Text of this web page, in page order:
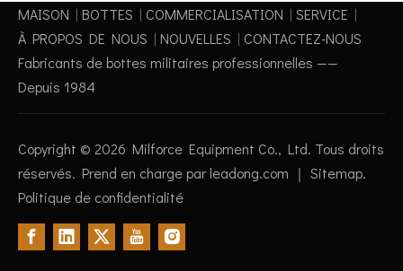
MAISON | BOTTES | COMMERCIALISATION | SERVICE |
À PROPOS DE NOUS | NOUVELLES | CONTACTEZ-NOUS
Fabricants de bottes militaires professionnelles ——
Depuis 1984
Copyright © 2026 Milforce Equipment Co., Ltd. Tous droits
réservés. Prend en charge parleadong.com ｜ Sitemap.
Politique de confidentialité